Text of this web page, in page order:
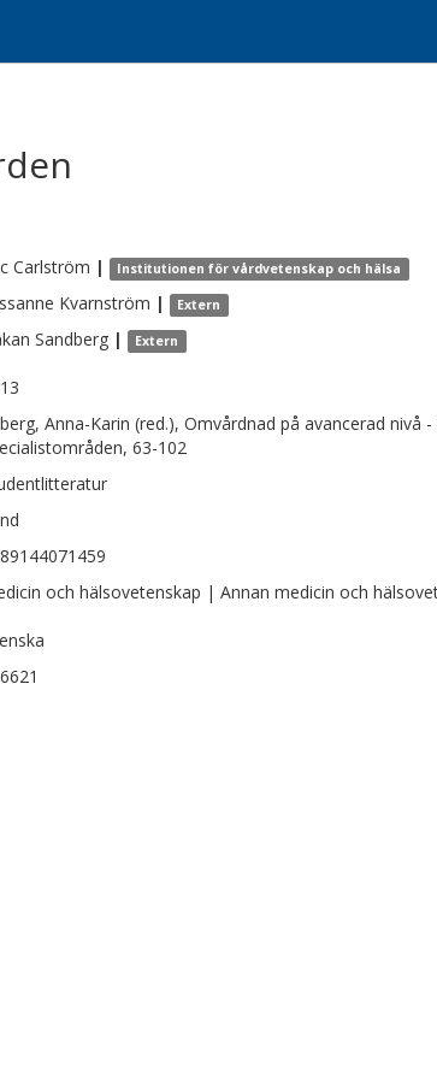
Carlström | Institutionen för vårdvetenskap och hälsa
Kvarnström | Extern
Sandberg | Extern
Anna-Karin (red.), Omvårdnad på avancerad
63-102
och hälsovetenskap | Annan medicin och